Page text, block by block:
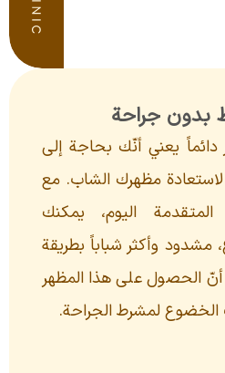
بدون جراحة
يعني أنّك بحاجة إلى
مظهرك الشاب. مع
المتقدمة اليوم، يمكنك
مشدود وأكثر شباباً بطريقة
أنّ الحصول على هذا المظهر
لمشرط الجراحة.